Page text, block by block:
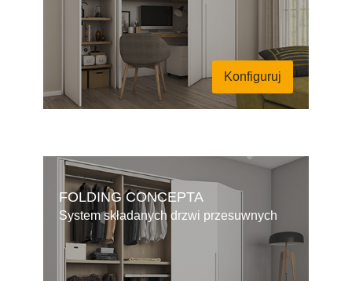
Konfiguruj
FOLDING CONCEPTA
System składanych drzwi przesuwnych